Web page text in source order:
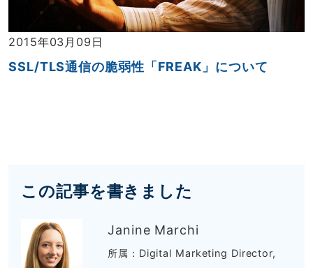
2015年03月09日
SSL/TLS通信の脆弱性「FREAK」について
この記事を書きました
Janine Marchi
所属：Digital Marketing Director,